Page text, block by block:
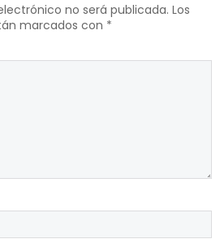
no será publicada. Los
marcados con *